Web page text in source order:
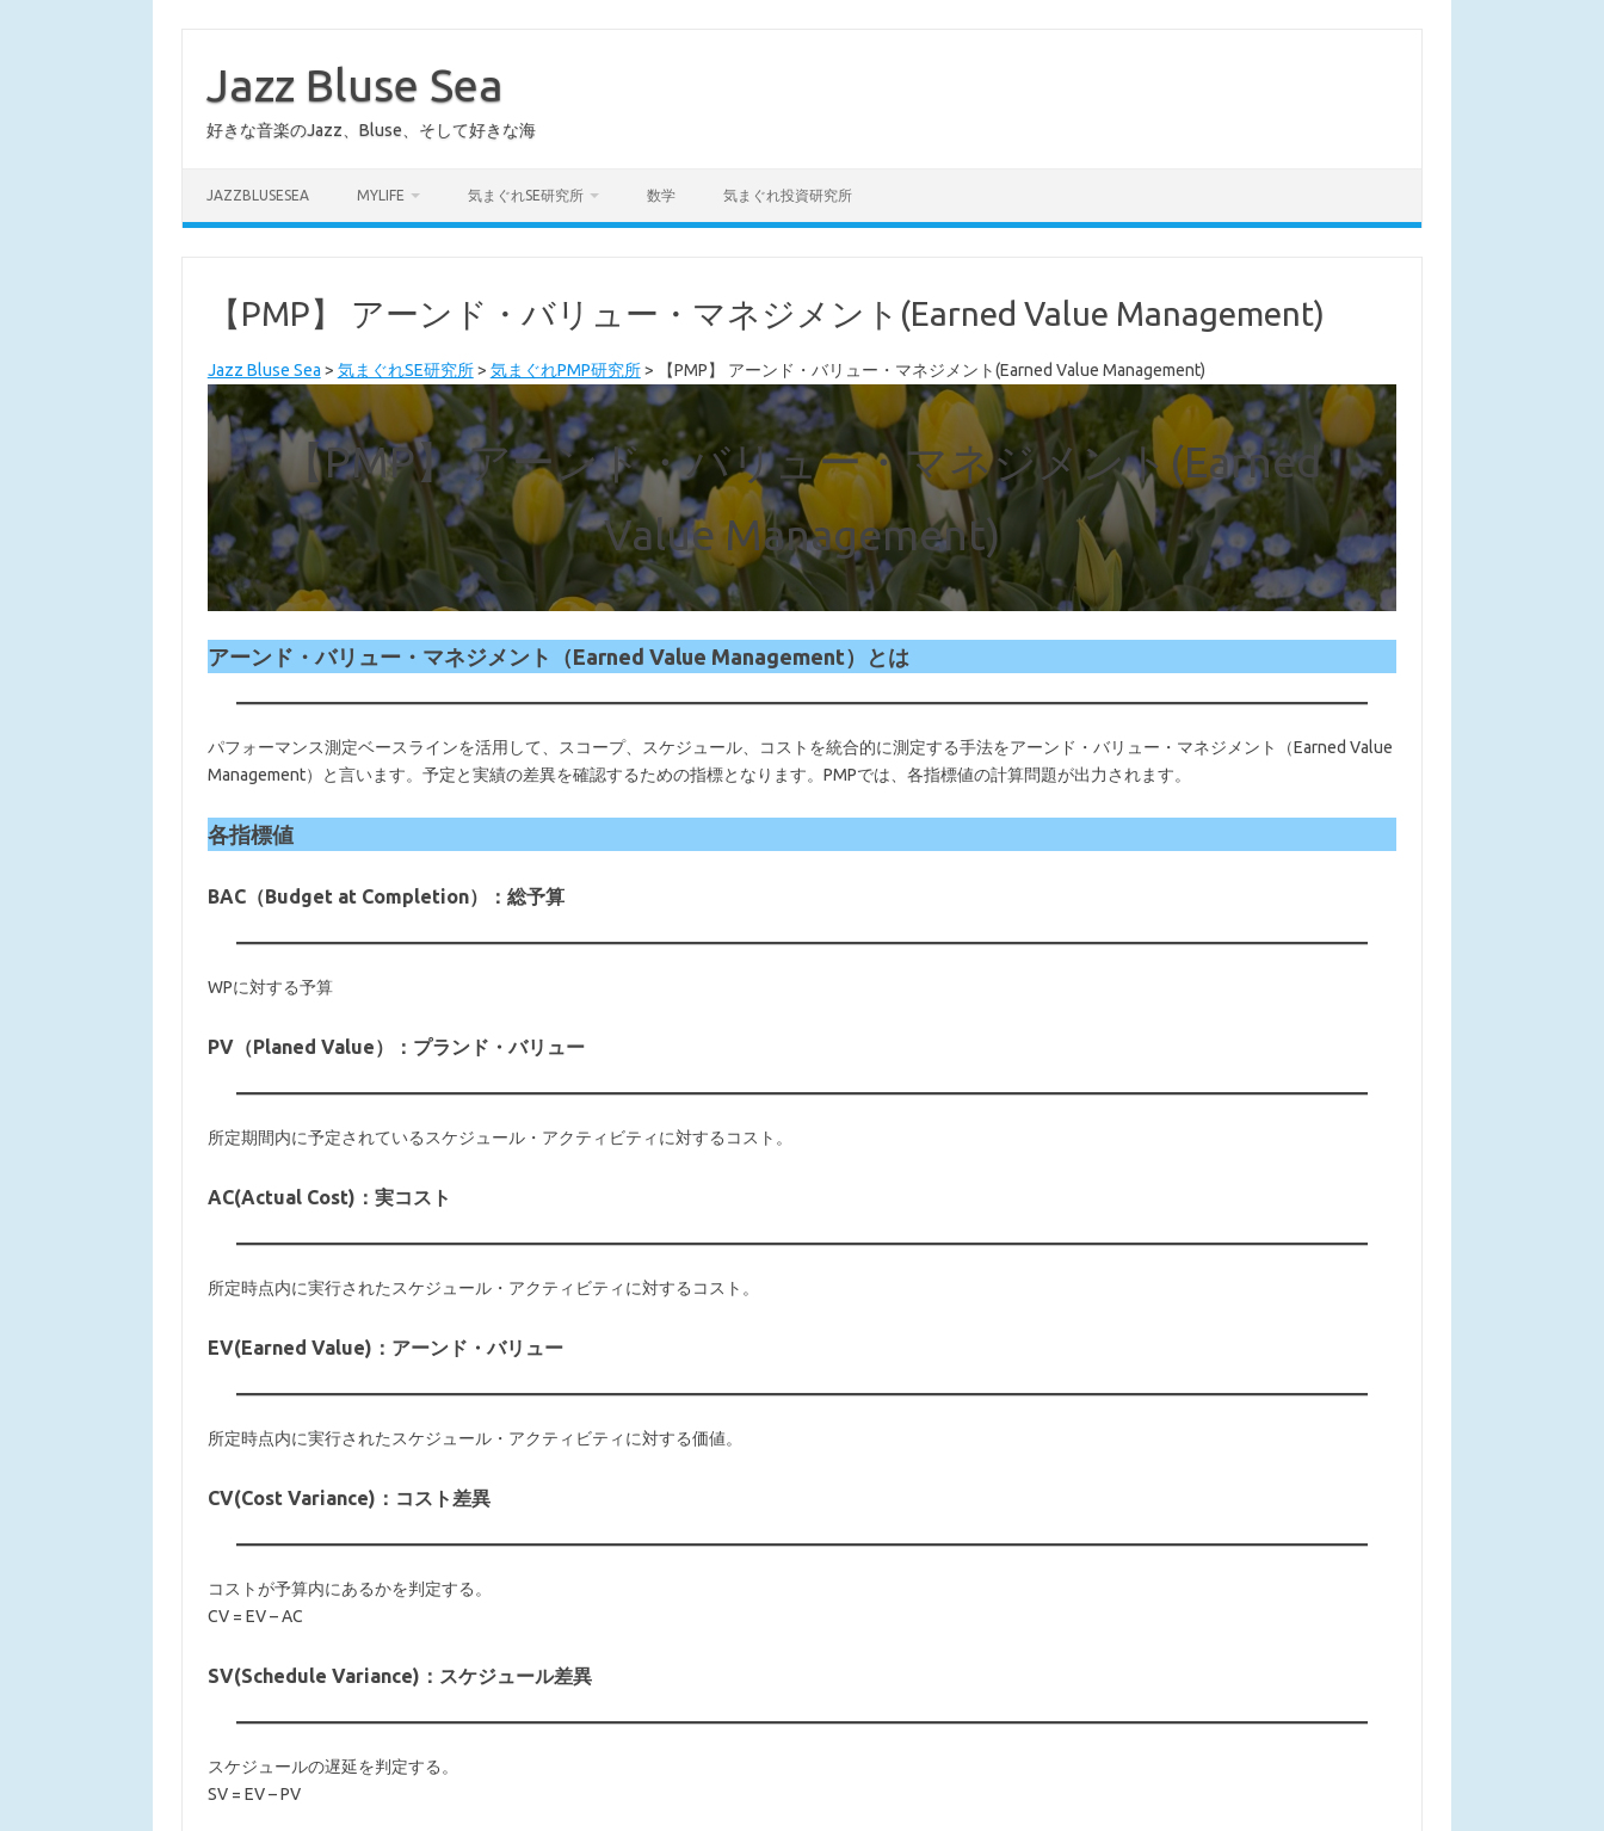
Jazz Bluse Sea
好きな音楽のJazz、Bluse、そして好きな海
JAZZBLUSESEA MYLIFE 気まぐれSE研究所 数学 気まぐれ投資研究所
【PMP】 アーンド・バリュー・マネジメント(Earned Value Management)
Jazz Bluse Sea > 気まぐれSE研究所> 気まぐれPMP研究所> 【PMP】 アーンド・バリュー・マネジメント(Earned Value Management)
【PMP】 アーンド・バリュー・マネジメント(Earned
Value Management)
アーンド・バリュー・マネジメント（Earned Value Management）とは
パフォーマンス測定ベースラインを活用して、スコープ、スケジュール、コストを統合的に測定する手法をアーンド・バリュー・マネジメント（Earned Value
Management）と言います。予定と実績の差異を確認するための指標となります。PMPでは、各指標値の計算問題が出力されます。
各指標値
BAC（Budget at Completion）：総予算
WPに対する予算
PV（Planed Value）：プランド・バリュー
所定期間内に予定されているスケジュール・アクティビティに対するコスト。
AC(Actual Cost)：実コスト
所定時点内に実行されたスケジュール・アクティビティに対するコスト。
EV(Earned Value)：アーンド・バリュー
所定時点内に実行されたスケジュール・アクティビティに対する価値。
CV(Cost Variance)：コスト差異
コストが予算内にあるかを判定する。
CV = EV – AC
SV(Schedule Variance)：スケジュール差異
スケジュールの遅延を判定する。
SV = EV – PV